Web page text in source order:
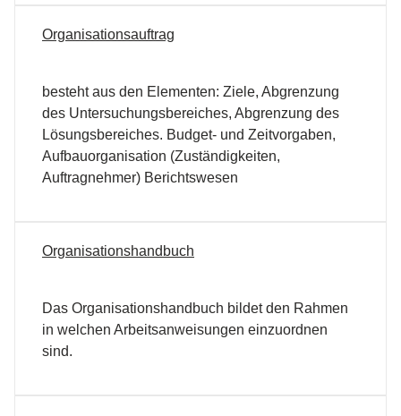
Organisationsauftrag
besteht aus den Elementen: Ziele, Abgrenzung
des Untersuchungsbereiches, Abgrenzung des
Lösungsbereiches. Budget- und Zeitvorgaben,
Aufbauorganisation (Zuständigkeiten,
Auftragnehmer) Berichtswesen
Organisationshandbuch
Das Organisationshandbuch bildet den Rahmen
in welchen Arbeitsanweisungen einzuordnen
sind.